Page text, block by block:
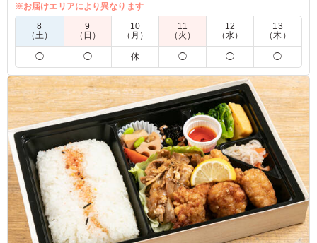
てなしの心を食べた人に伝えます。
5.0 有限会社未来検索ブラジル
チキン南蛮がうちの出演者には人気なので、即効選びまし
た。 焼肉もおいしいと評判がよく、チキン南蛮もよかっ
たとのことでした。 量も丁度良かったみたいで、男性陣
からも人気のお弁当でした。
ご利用シーン：ロケ・撮影›収録
東京都新宿区新宿2023/06/26
※お届けエリアにより異なります
8
（土）
9
（日）
10
（月）
11
（火）
12
（水）
13
（木）
◯ ◯ 休 ◯ ◯ ◯